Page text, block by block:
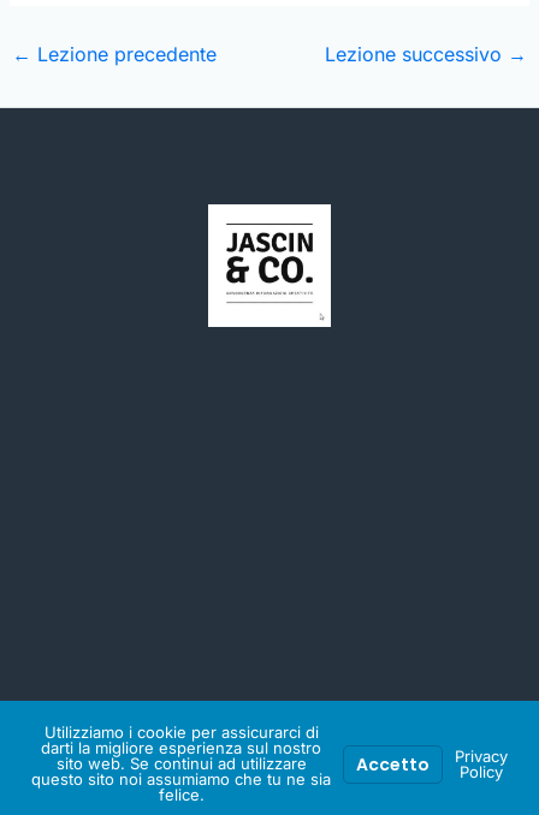
← Lezione precedente Lezione successivo →
© 2026 Olga Jascin & Co.. Powered by Olga Jascin & Co.
Utilizziamo i cookie per assicurarci di
darti la migliore esperienza sul nostro
sito web. Se continui ad utilizzare
questo sito noi assumiamo che tu ne sia
felice.
Accetto
Privacy
Policy